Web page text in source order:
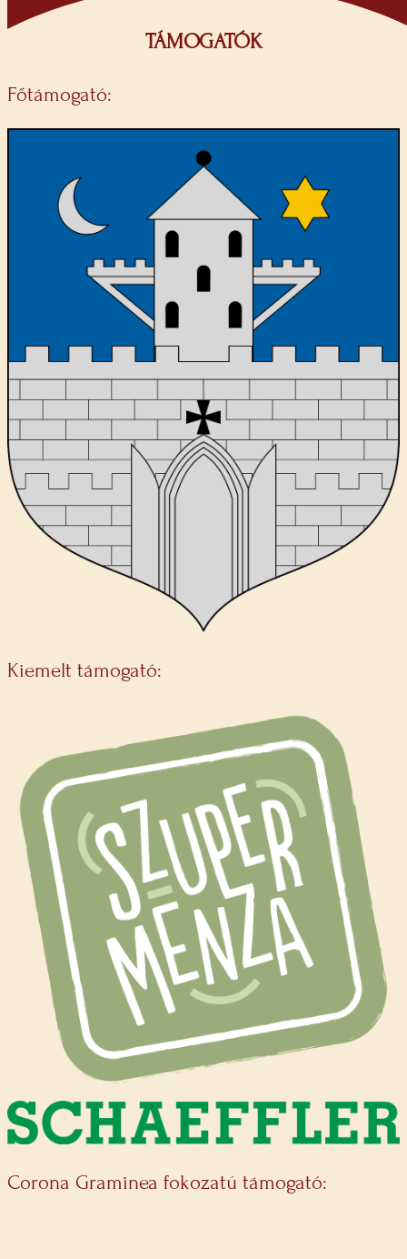
TÁMOGATÓK
Főtámogató:
Kiemelt támogató:
Corona Graminea fokozatú támogató: